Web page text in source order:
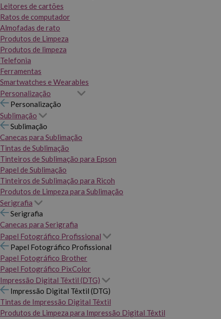
Leitores de cartões
Ratos de computador
Almofadas de rato
Produtos de Limpeza
Produtos de limpeza
Telefonia
Ferramentas
Smartwatches e Wearables
Personalização
Personalização
Sublimação
Sublimação
Canecas para Sublimação
Tintas de Sublimação
Tinteiros de Sublimação para Epson
Papel de Sublimação
Tinteiros de Sublimação para Ricoh
Produtos de Limpeza para Sublimação
Serigrafia
Serigrafia
Canecas para Serigrafia
Papel Fotográfico Profissional
Papel Fotográfico Profissional
Papel Fotográfico Brother
Papel Fotográfico PixColor
Impressão Digital Têxtil (DTG)
Impressão Digital Têxtil (DTG)
Tintas de Impressão Digital Têxtil
Produtos de Limpeza para Impressão Digital Têxtil